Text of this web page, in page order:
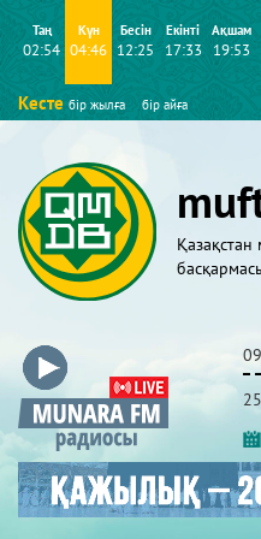
Таң
02:54
Күн
04:46
Бесін
12:25
Екінті
17:33
Ақшам
19:53
Кесте бір жылға бір айға